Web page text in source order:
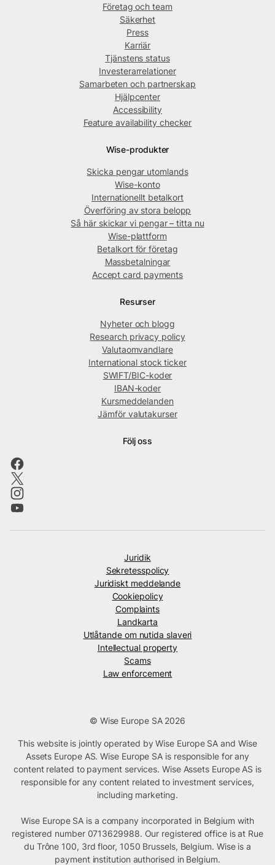
Företag och team
Säkerhet
Press
Karriär
Tjänstens status
Investerarrelationer
Samarbeten och partnerskap
Hjälpcenter
Accessibility
Feature availability checker
Wise-produkter
Skicka pengar utomlands
Wise-konto
Internationellt betalkort
Överföring av stora belopp
Så här skickar vi pengar – titta nu
Wise-plattform
Betalkort för företag
Massbetalningar
Accept card payments
Resurser
Nyheter och blogg
Research privacy policy
Valutaomvandlare
International stock ticker
SWIFT/BIC-koder
IBAN-koder
Kursmeddelanden
Jämför valutakurser
Följ oss
Juridik
Sekretesspolicy
Juridiskt meddelande
Cookiepolicy
Complaints
Landkarta
Utlåtande om nutida slaveri
Intellectual property
Scams
Law enforcement
© Wise Europe SA 2026
This website is jointly operated by Wise Europe SA and Wise
Assets Europe AS. Wise Europe SA is responsible for any
content related to payment services. Wise Assets Europe AS is
responsible for any content related to investment services,
including marketing.
Wise Europe SA is a company incorporated in Belgium with
registered number 0713629988. Our registered office is at Rue
du Trône 100, 3rd floor, 1050 Brussels, Belgium. Wise is a
payment institution authorised in Belgium.